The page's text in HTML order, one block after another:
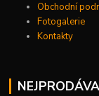
Obchodní
Fotogalerie
Kontakty